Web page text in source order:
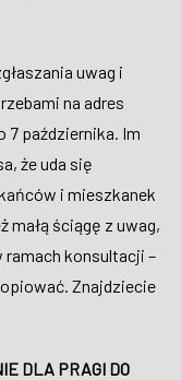
uwag i
na adres
7 października. Im
że uda się
i mieszkanek
małą ściągę z uwag,
ramach konsultacji –
Znajdziecie
DLA PRAGI DO